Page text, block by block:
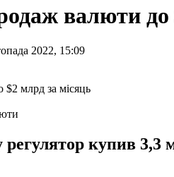
валюти до
2022, 15:09
купив 3,3